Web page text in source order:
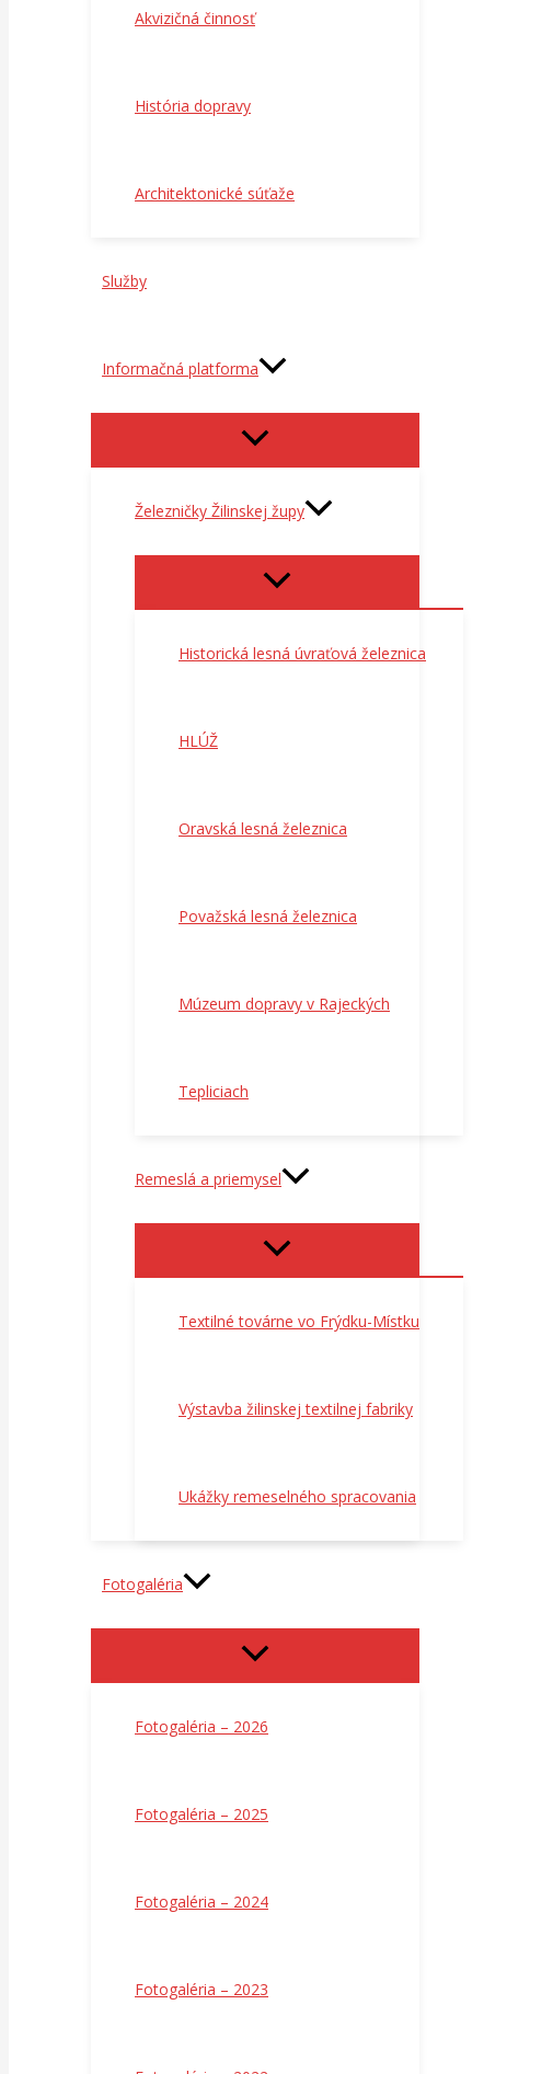
Akvizičná činnosť
História dopravy
Architektonické súťaže
Služby
Informačná platforma
Železničky Žilinskej župy
Historická lesná úvraťová železnica
HLÚŽ
Oravská lesná železnica
Považská lesná železnica
Múzeum dopravy v Rajeckých
Tepliciach
Remeslá a priemysel
Textilné továrne vo Frýdku-Místku
Výstavba žilinskej textilnej fabriky
Ukážky remeselného spracovania
Fotogaléria
Fotogaléria – 2026
Fotogaléria – 2025
Fotogaléria – 2024
Fotogaléria – 2023